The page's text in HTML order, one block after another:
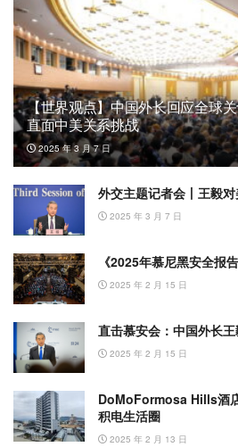
【世界观点】中国外长回应全球
直面中美关系挑战
2025 年 3 月 7 日
外交主题记者会丨王毅
2025 年 3 月 7 日
《2025年慕尼黑安全报
2025 年 2 月 15 日
直击慕安会：中国外长
2025 年 2 月 15 日
DoMoFormosa Hills酒
积电生活圈
2025 年 2 月 13 日